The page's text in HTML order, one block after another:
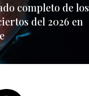
completo de los
del 2026 en